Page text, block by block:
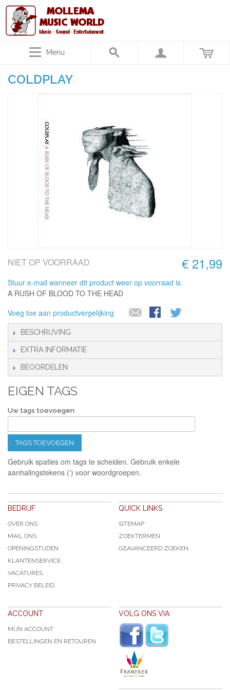
Menu
COLDPLAY
€ 21,99
NIET OP VOORRAAD
Stuur e-mail wanneer dit product weer op voorraad is.
A RUSH OF BLOOD TO THE HEAD
Voeg toe aan productvergelijking
BESCHRIJVING
EXTRA INFORMATIE
BEOORDELEN
EIGEN TAGS
Uw tags toevoegen
TAGS TOEVOEGEN
Gebruik spaties om tags te scheiden. Gebruik enkele
aanhalingstekens (‘) voor woordgroepen.
BEDRIJF
OVER ONS
MAIL ONS
OPENINGSTIJDEN
KLANTENSERVICE
VACATURES
PRIVACY BELEID
QUICK LINKS
SITEMAP
ZOEKTERMEN
GEAVANCEERD ZOEKEN
ACCOUNT
MIJN ACCOUNT
BESTELLINGEN EN RETOUREN
VOLG ONS VIA